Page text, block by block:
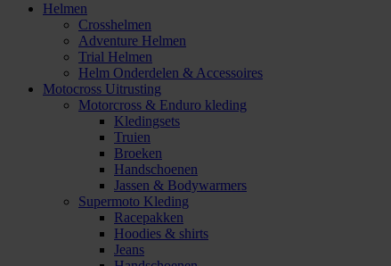
Helmen
Crosshelmen
Adventure Helmen
Trial Helmen
Helm Onderdelen & Accessoires
Motocross Uitrusting
Motorcross & Enduro kleding
Kledingsets
Truien
Broeken
Handschoenen
Jassen & Bodywarmers
Supermoto Kleding
Racepakken
Hoodies & shirts
Jeans